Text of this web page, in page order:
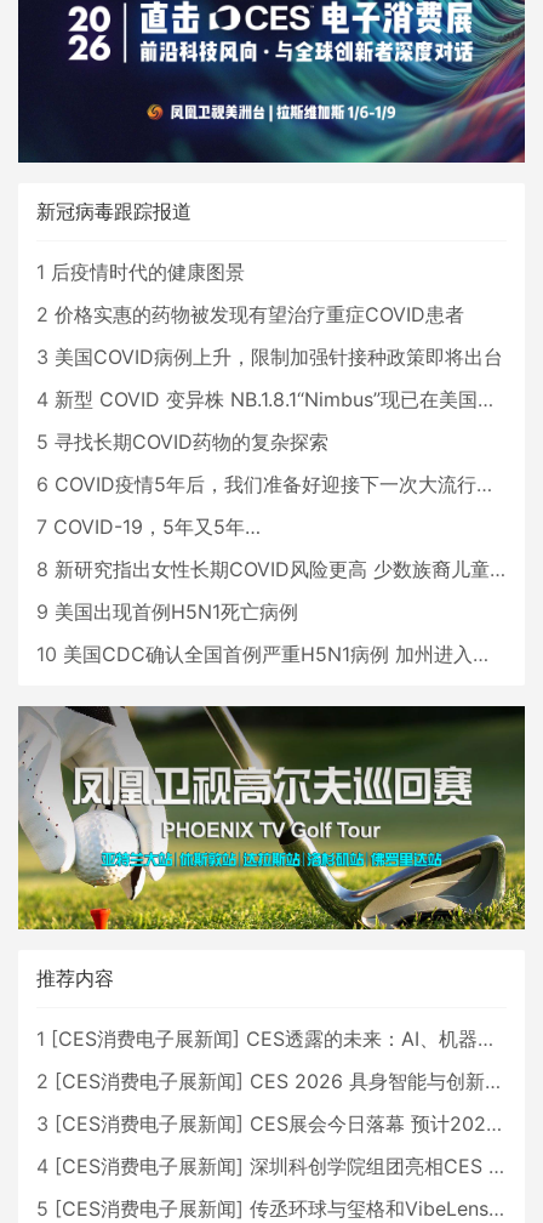
新冠病毒跟踪报道
1 后疫情时代的健康图景
2 价格实惠的药物被发现有望治疗重症COVID患者
3 美国COVID病例上升，限制加强针接种政策即将出台
4 新型 COVID 变异株 NB.1.8.1“Nimbus”现已在美国占据主导地位
5 寻找长期COVID药物的复杂探索
6 COVID疫情5年后，我们准备好迎接下一次大流行了吗？
7 COVID-19，5年又5年…
8 新研究指出女性长期COVID风险更高 少数族裔儿童存在差异
9 美国出现首例H5N1死亡病例
10 美国CDC确认全国首例严重H5N1病例 加州进入紧急状态
推荐内容
1 [CES消费电子展新闻] CES透露的未来：AI、机器人与智能生活大爆发
2 [CES消费电子展新闻] CES 2026 具身智能与创新领域 中国公司大放异彩
3 [CES消费电子展新闻] CES展会今日落幕 预计2026行业收入将超五千亿美元
4 [CES消费电子展新闻] 深圳科创学院组团亮相CES 广受好评
5 [CES消费电子展新闻] 传丞环球与玺格和VibeLens共同推出全新耳机